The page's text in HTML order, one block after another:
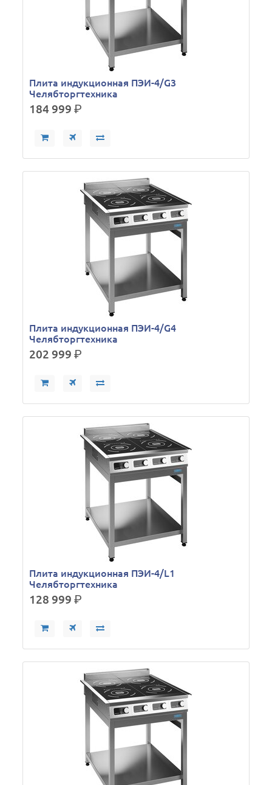
Плита индукционная ПЭИ-4/G3
Челябторгтехника
184 999р.
Плита индукционная ПЭИ-4/G4
Челябторгтехника
202 999р.
Плита индукционная ПЭИ-4/L1
Челябторгтехника
128 999р.